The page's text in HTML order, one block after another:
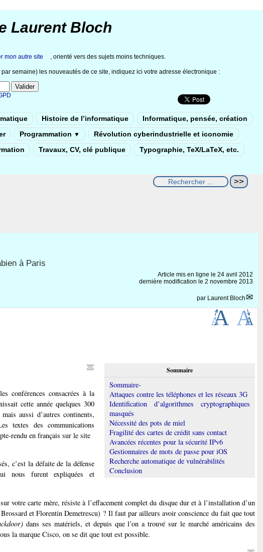
Laurent Bloch
mon autre site , orienté vers des sujets moins techniques.
semaine) les nouveautés de ce site, indiquez ici votre adresse électronique :
Histoire de l’informatique
Informatique, pensée, création
Programmation ▼
Révolution cyberindustrielle et iconomie
Travaux, CV, clé publique
Typographie, TeX/LaTeX, etc.
à Paris
Article mis en ligne le 24 avril 2012
dernière modification le 2 novembre 2013
par Laurent Bloch
Sommaire
Sommaire-
Attaques contre les téléphones et les réseaux 3G
Identification d’algorithmes cryptographiques
masqués
Nécessité des pots de miel
Fragilité des cartes de crédit sans contact
Avancées récentes pour la sécurité IPv6
Gestionnaires de mots de passe pour iOS
Recherche automatique de vulnérabilités
Conclusion
conférences consacrées à la
cette année quelques 300
aussi d’autres continents,
textes des communications
rendu en français sur le site
c’est la défaite de la défense
nous furent expliquées et
carte mère, résiste à l’effacement complet du disque dur et à l’installation d’un
Brossard et Florentin Demetrescu) ? Il faut par ailleurs avoir conscience du fait que tout
dans ses matériels, et depuis que l’on a trouvé sur le marché américains des
la marque Cisco, on se dit que tout est possible.